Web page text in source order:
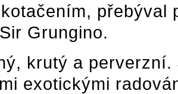
přebýval
Grungino.
krutý a
exotickými